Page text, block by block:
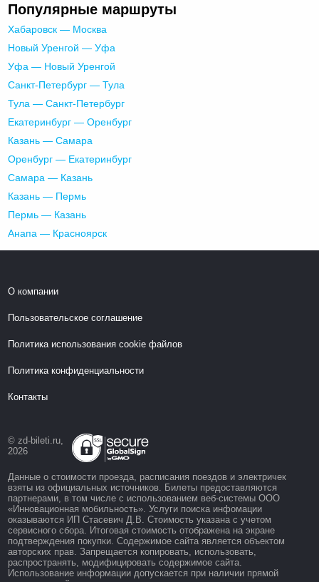
Популярные маршруты
Хабаровск — Москва
Новый Уренгой — Уфа
Уфа — Новый Уренгой
Санкт-Петербург — Тула
Тула — Санкт-Петербург
Екатеринбург — Оренбург
Казань — Самара
Оренбург — Екатеринбург
Самара — Казань
Казань — Пермь
Пермь — Казань
Анапа — Красноярск
О компании
Пользовательское соглашение
Политика использования cookie файлов
Политика конфиденциальности
Контакты
© zd-bileti.ru,
2026
Данные о стоимости проезда, расписания поездов и электричек
взяты из официальных источников. Билеты предоставляются
партнерами, в том числе с использованием веб-системы ООО
«Инновационная мобильность». Услуги поиска инфомации
оказываются ИП Стасевич Д.В. Стоимость указана с учетом
сервисного сбора. Итоговая стоимость отображена на экране
подтверждения покупки. Содержимое сайта является объектом
авторских прав. Запрещается копировать, использовать,
распространять, модифицировать содержимое сайта.
Использование информации допускается при наличии прямой